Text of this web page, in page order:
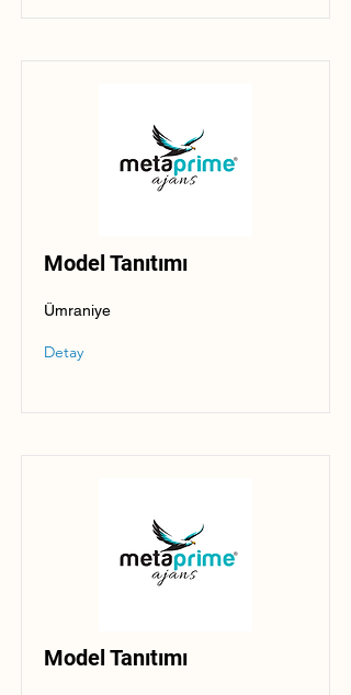
Model Tanıtımı
Ümraniye
Detay
Model Tanıtımı